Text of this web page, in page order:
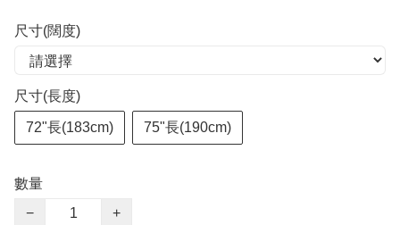
尺寸(闊度)
尺寸(長度)
72"長(183cm) 75"長(190cm)
數量
−
+